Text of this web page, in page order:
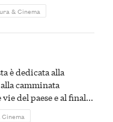
& Cinema
è dedicata alla
camminata
del paese e al finale